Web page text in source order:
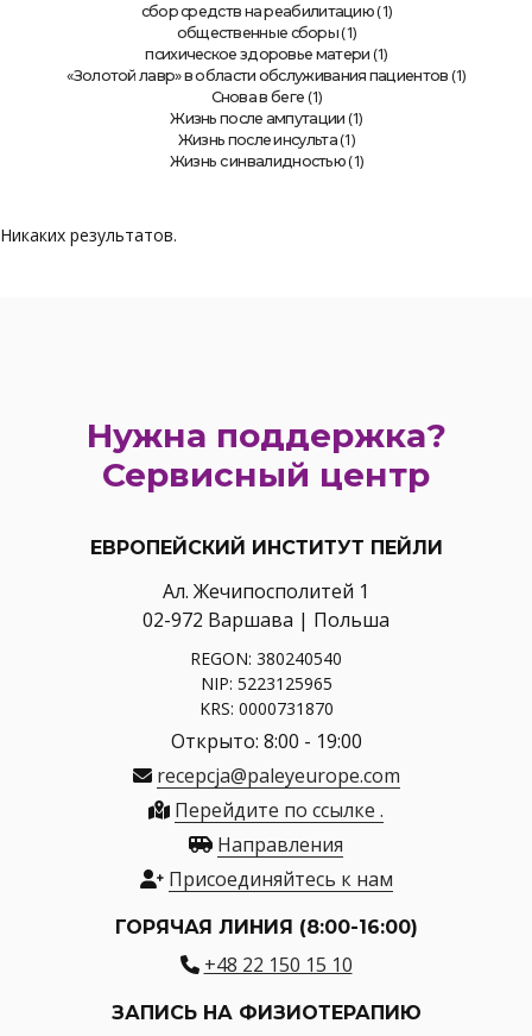
сбор средств на реабилитацию (1)
общественные сборы (1)
психическое здоровье матери (1)
«Золотой лавр» в области обслуживания пациентов (1)
Снова в беге (1)
Жизнь после ампутации (1)
Жизнь после инсульта(1)
Жизнь с инвалидностью (1)
Никаких результатов.
Нужна поддержка?
Сервисный центр
ЕВРОПЕЙСКИЙ ИНСТИТУТ ПЕЙЛИ
Ал. Жечипосполитей 1
02-972 Варшава | Польша
REGON: 380240540
NIP: 5223125965
KRS: 0000731870
Открыто: 8:00 - 19:00
recepcja@paleyeurope.com
Перейдите по ссылке .
Направления
Присоединяйтесь к нам
ГОРЯЧАЯ ЛИНИЯ (8:00-16:00)
+48 22 150 15 10
ЗАПИСЬ НА ФИЗИОТЕРАПИЮ